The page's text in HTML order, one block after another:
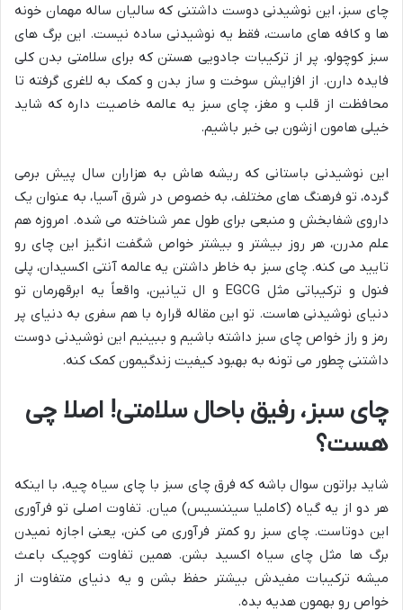
چای سبز، این نوشیدنی دوست داشتنی که سالیان ساله مهمان خونه
ها و کافه های ماست، فقط یه نوشیدنی ساده نیست. این برگ های
سبز کوچولو، پر از ترکیبات جادویی هستن که برای سلامتی بدن کلی
فایده دارن. از افزایش سوخت و ساز بدن و کمک به لاغری گرفته تا
محافظت از قلب و مغز، چای سبز یه عالمه خاصیت داره که شاید
خیلی هامون ازشون بی خبر باشیم.
این نوشیدنی باستانی که ریشه هاش به هزاران سال پیش برمی
گرده، تو فرهنگ های مختلف، به خصوص در شرق آسیا، به عنوان یک
داروی شفابخش و منبعی برای طول عمر شناخته می شده. امروزه هم
علم مدرن، هر روز بیشتر و بیشتر خواص شگفت انگیز این چای رو
تایید می کنه. چای سبز به خاطر داشتن یه عالمه آنتی اکسیدان، پلی
فنول و ترکیباتی مثل EGCG و ال تیانین، واقعاً یه ابرقهرمان تو
دنیای نوشیدنی هاست. تو این مقاله قراره با هم سفری به دنیای پر
رمز و راز خواص چای سبز داشته باشیم و ببینیم این نوشیدنی دوست
داشتنی چطور می تونه به بهبود کیفیت زندگیمون کمک کنه.
چای سبز، رفیق باحال سلامتی! اصلا چی
هست؟
شاید براتون سوال باشه که فرق چای سبز با چای سیاه چیه، با اینکه
هر دو از یه گیاه (کاملیا سیننسیس) میان. تفاوت اصلی تو فرآوری
این دوتاست. چای سبز رو کمتر فرآوری می کنن، یعنی اجازه نمیدن
برگ ها مثل چای سیاه اکسید بشن. همین تفاوت کوچیک باعث
میشه ترکیبات مفیدش بیشتر حفظ بشن و یه دنیای متفاوت از
خواص رو بهمون هدیه بده.